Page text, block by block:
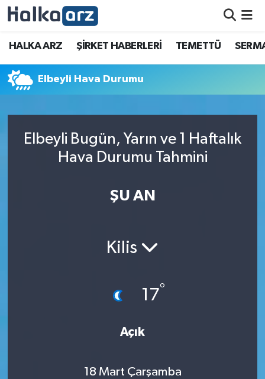
HALKA ARZ ŞİRKET HABERLERİ TEMETTÜ
Elbeyli Hava Durumu
Elbeyli Bugün, Yarın ve 1 Haftalık
Hava Durumu Tahmini
ŞU AN
Kilis
17°
Açık
18 Mart Çarşamba
HALKA ARZ
SERMAYE ARTIRIMI
TEMETTÜ
İletişim